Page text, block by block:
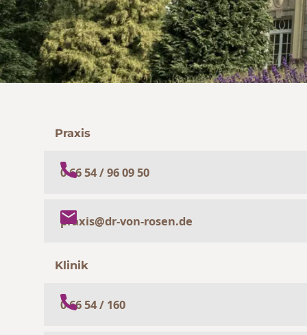
Praxis
0 66 54 / 96 09 50
praxis@dr-von-rosen.de
Klinik
0 66 54 / 160